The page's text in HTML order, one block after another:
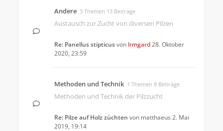
Andere 3 Themen 13 Beiträge
Austausch zur Zucht von diversen Pilzen
Re: Panellus stipticusvon Irmgard28. Oktober
2020, 23:59
Methoden und Technik 1 Themen 8 Beiträge
Methoden und Technik der Pilzzucht
Re: Pilze auf Holz züchten von matthaeus 2. Mai
2019, 19:14